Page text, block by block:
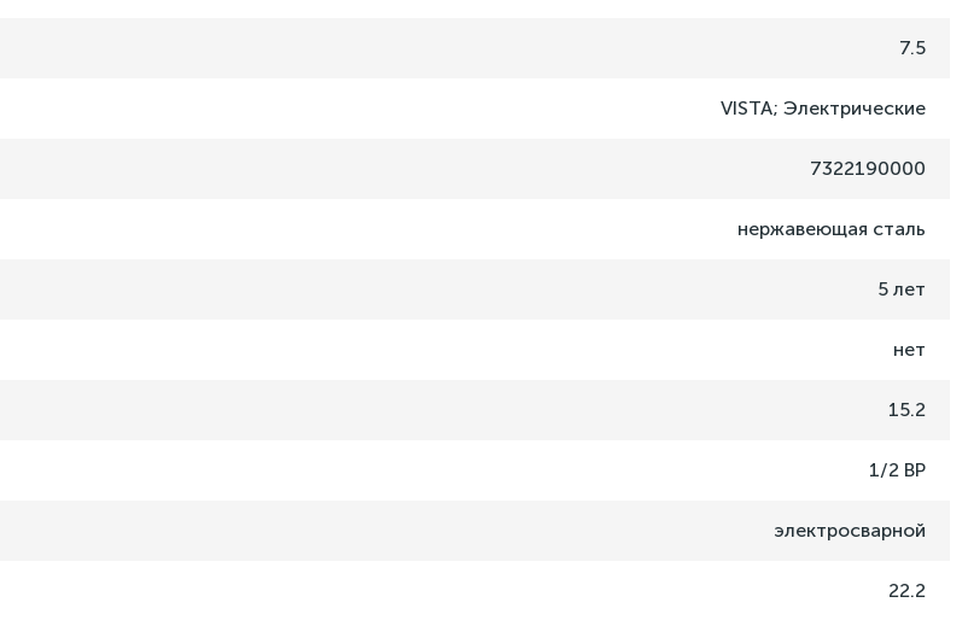
7.5
VISTA; Электрические
7322190000
нержавеющая сталь
5 лет
нет
15.2
1/2 ВР
электросварной
22.2